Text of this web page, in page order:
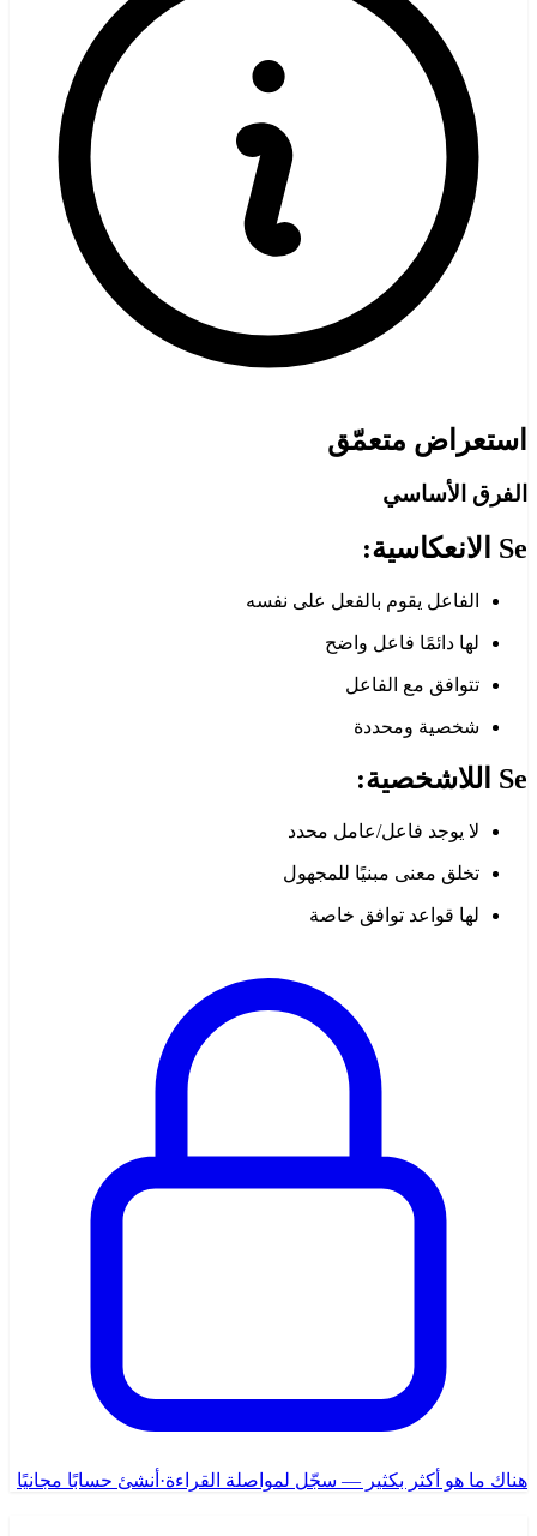
استعراض متعمّق
الفرق الأساسي
Se الانعكاسية:
الفاعل يقوم بالفعل على نفسه
لها دائمًا فاعل واضح
تتوافق مع الفاعل
شخصية ومحددة
Se اللاشخصية:
لا يوجد فاعل/عامل محدد
تخلق معنى مبنيًا للمجهول
لها قواعد توافق خاصة
هناك ما هو أكثر بكثير — سجّل لمواصلة القراءة· أنشئ حسابًا مجانيًا